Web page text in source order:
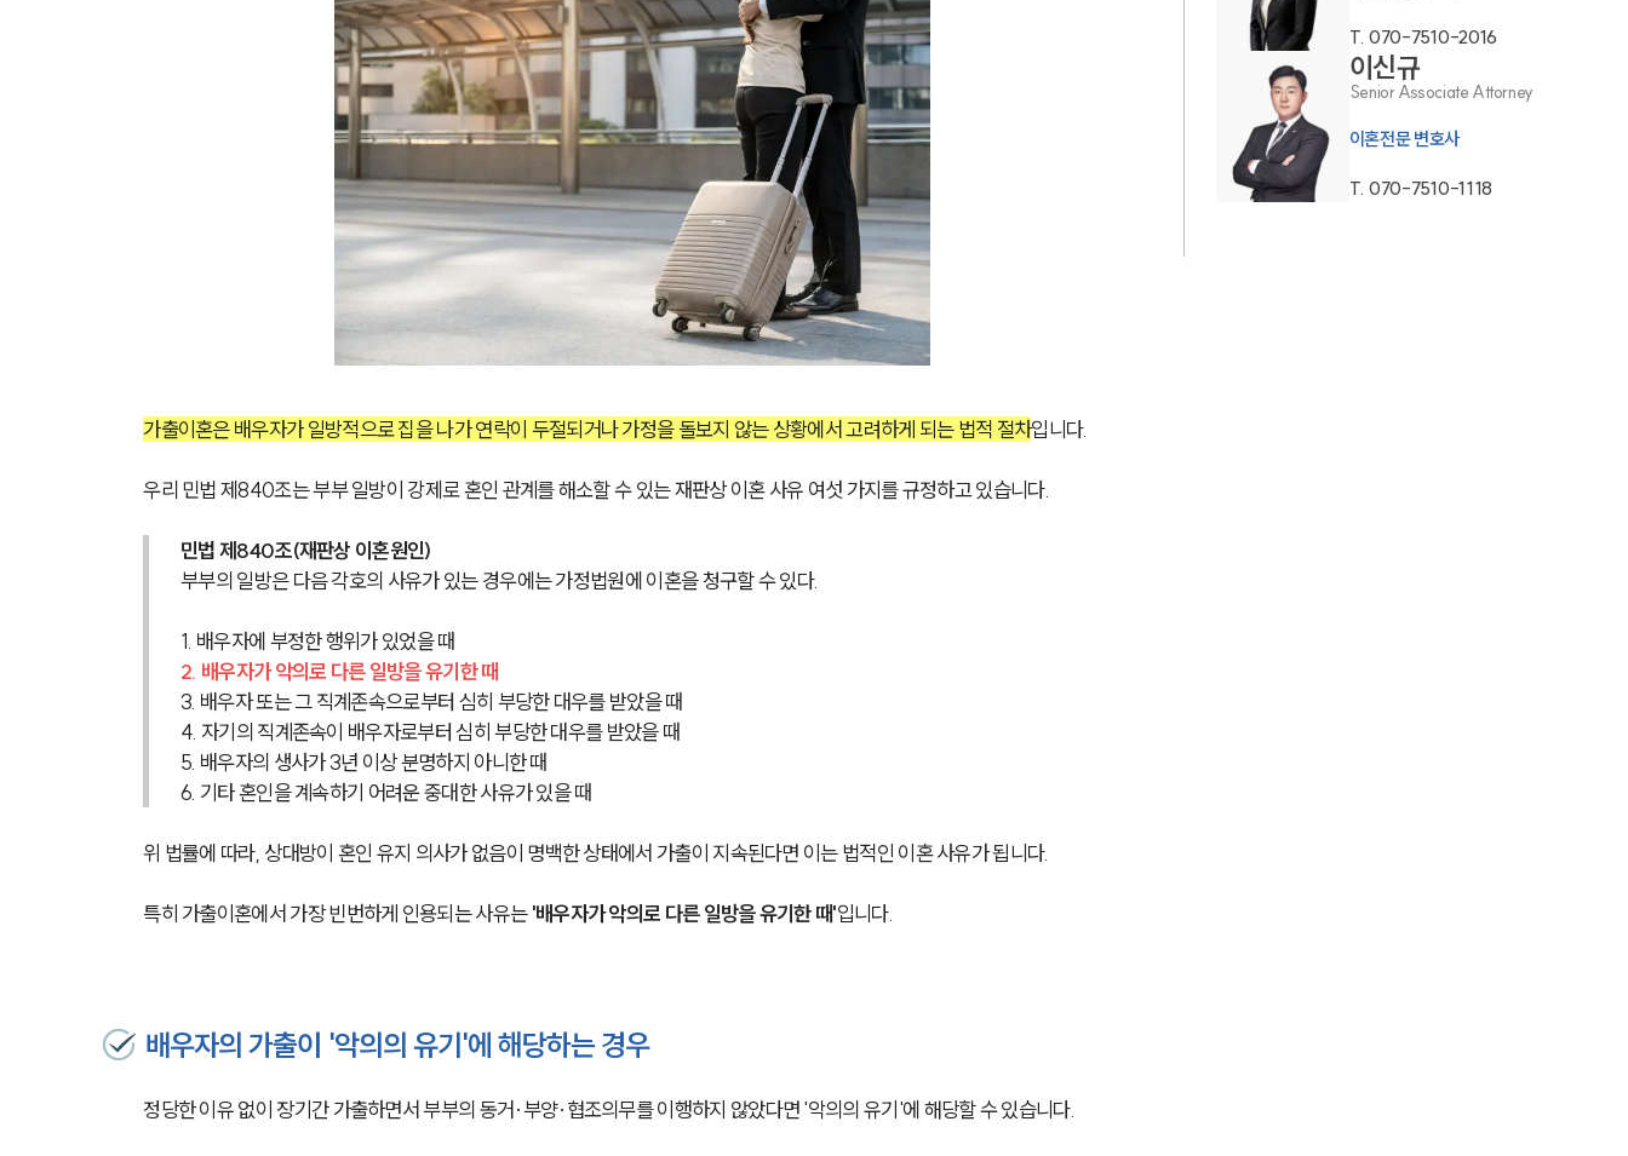
통합검색
AI대륜
업무사례
이혼 주요 업무사례
가출이혼은 배우자가 일방적으로 집을 나가 연락이 두절되거나 가정을 돌보지 않는 상황에서 고려하게 되는 법적 절차입니다.
우리 민법 제840조는 부부 일방이 강제로 혼인 관계를 해소할 수 있는 재판상 이혼 사유 여섯 가지를 규정하고 있습니다.
민법 제840조(재판상 이혼원인)
부부의 일방은 다음 각호의 사유가 있는 경우에는 가정법원에 이혼을 청구할 수 있다.
1. 배우자에 부정한 행위가 있었을 때
2. 배우자가 악의로 다른 일방을 유기한 때
3. 배우자 또는 그 직계존속으로부터 심히 부당한 대우를 받았을 때
4. 자기의 직계존속이 배우자로부터 심히 부당한 대우를 받았을 때
5. 배우자의 생사가 3년 이상 분명하지 아니한 때
6. 기타 혼인을 계속하기 어려운 중대한 사유가 있을 때
위 법률에 따라, 상대방이 혼인 유지 의사가 없음이 명백한 상태에서 가출이 지속된다면 이는 법적인 이혼 사유가 됩니다.
특히 가출이혼에서 가장 빈번하게 인용되는 사유는 '배우자가 악의로 다른 일방을 유기한 때'입니다.
배우자의 가출이 '악의의 유기'에 해당하는 경우
정당한 이유 없이 장기간 가출하면서 부부의 동거·부양·협조의무를 이행하지 않았다면 '악의의 유기'에 해당할 수 있습니다.
T. 070-7510-2016
이신규
Senior Associate Attorney
이혼전문 변호사
T. 070-7510-1118